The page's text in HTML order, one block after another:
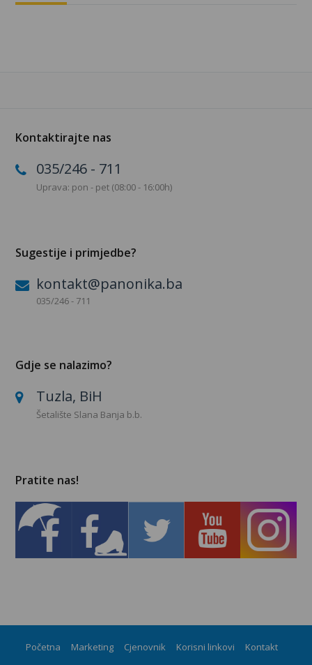
Kontaktirajte nas
035/246 - 711
Uprava: pon - pet (08:00 - 16:00h)
Sugestije i primjedbe?
kontakt@panonika.ba
035/246 - 711
Gdje se nalazimo?
Tuzla, BiH
Šetalište Slana Banja b.b.
Pratite nas!
Početna Marketing Cjenovnik Korisni linkovi Kontakt